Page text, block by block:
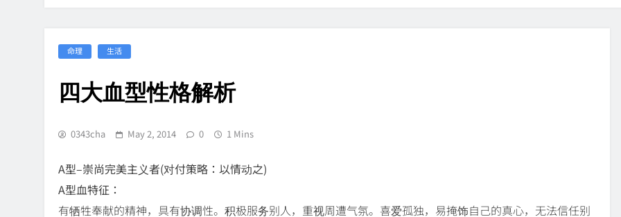
命理 生活
四大血型性格解析
0343cha May 2, 2014 0 1 Mins
A型–崇尚完美主义者(对付策略：以情动之)
A型血特征：
有牺牲奉献的精神，具有协调性。积极服务别人，重视周遭气氛。喜爱孤独，易掩饰自己的真心，无法信任别